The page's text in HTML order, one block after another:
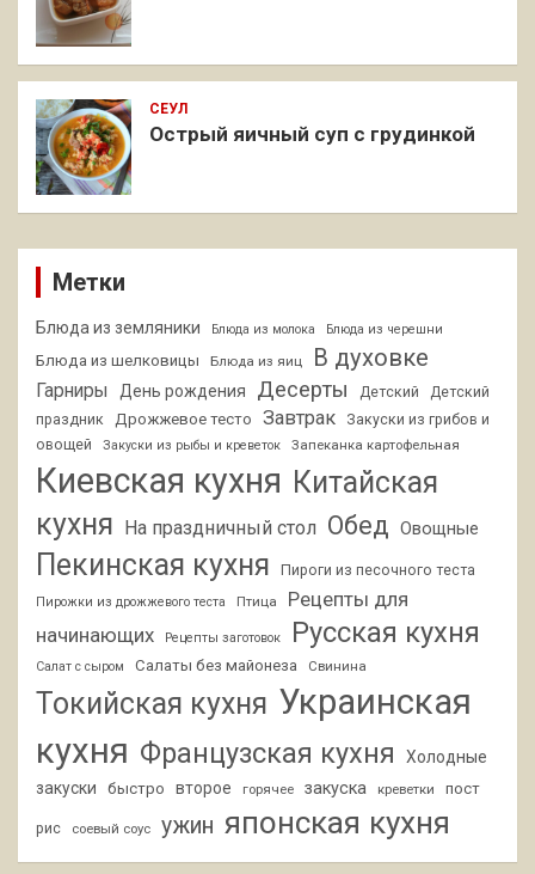
СЕУЛ
Острый яичный суп с грудинкой
Метки
Блюда из земляники Блюда из молока Блюда из черешни
Блюда из шелковицы Блюда из яиц В духовке
Гарниры День рождения Десерты Детский
Детский
праздник
Дрожжевое тесто Завтрак
Закуски из грибов и
овощей
Закуски из рыбы и креветок Запеканка картофельная
Киевская кухня Китайская
кухня На праздничный стол Обед Овощные
Пекинская кухня Пироги из песочного теста
Пирожки из дрожжевого теста Птица
Рецепты для
начинающих
Рецепты заготовок Русская кухня
Салат с сыром Салаты без майонеза Свинина
Токийская кухня Украинская
кухня Французская кухня
Холодные
закуски
быстро второе горячее закуска креветки пост
рис соевый соус ужин японская кухня